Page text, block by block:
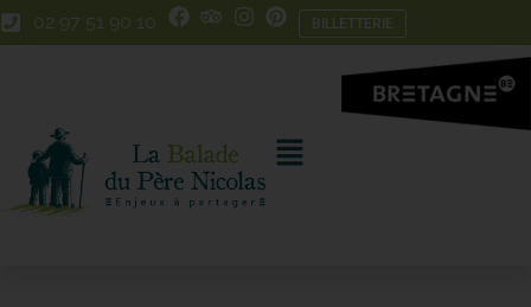
Skip
to
Aller
à
02 97 51 90 10 BILLETTERIE